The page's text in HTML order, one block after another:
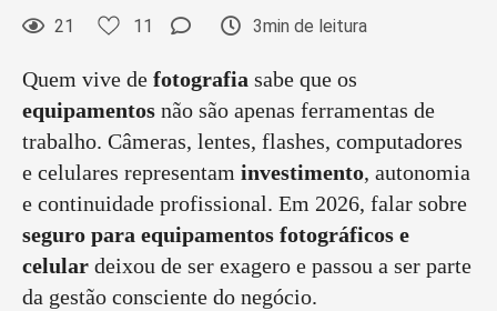
21 11 3min de leitura
Quem vive de fotografia sabe que os
equipamentos não são apenas ferramentas de
trabalho. Câmeras, lentes, flashes, computadores
e celulares representam investimento, autonomia
e continuidade profissional. Em 2026, falar sobre
seguro para equipamentos fotográficos e
celular deixou de ser exagero e passou a ser parte
da gestão consciente do negócio.